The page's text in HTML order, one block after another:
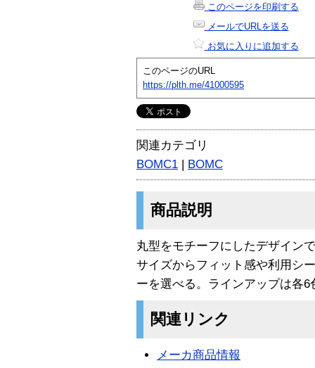
このページを印刷する
メールでURLを送る
お気に入りに追加する
このページのURL
https://plth.me/41000595
関連カテゴリ
BOMC1 | BOMC
商品説明
丸型をモチーフにしたデザイン
サイズからフィット感や利用シ
ーを選べる。ラインアップは各6
関連リンク
メーカ商品情報